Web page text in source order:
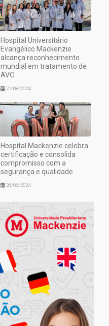
Hospital Universitário
Evangélico Mackenzie
alcança reconhecimento
mundial em tratamento de
AVC
27/08/2024
Hospital Mackenzie celebra
certificação e consolida
compromisso com a
segurança e qualidade
26/06/2024